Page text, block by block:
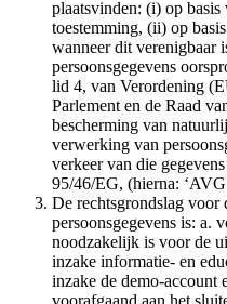
plaatsvinden: (i) op
toestemming, (ii) op
wanneer dit verenigbaar
persoonsgegevens
lid 4, van Verordening
Parlement en de Raad
bescherming van
verwerking van
verkeer van die
95/46/EG, (hierna:
De rechtsgrondslag
persoonsgegevens is: a.
noodzakelijk is voor de
inzake informatie- en
inzake de demo-account
voorafgaand aan het